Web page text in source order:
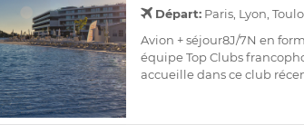
Départ:Paris, Lyon,
Avion + séjour8J/7N en
équipe Top Clubs
accueille dans ce club